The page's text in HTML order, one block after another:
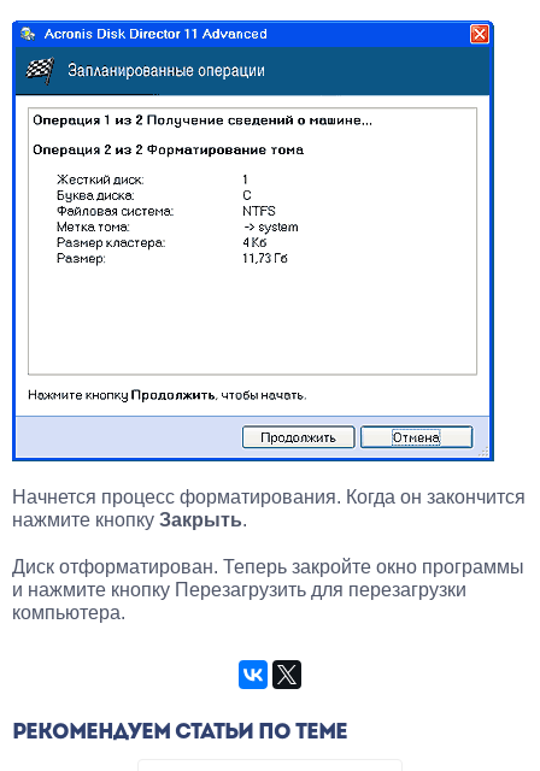
Начнется процесс форматирования. Когда он закончится
нажмите кнопку Закрыть.
Диск отформатирован. Теперь закройте окно программы
и нажмите кнопку Перезагрузить для перезагрузки
компьютера.
РЕКОМЕНДУЕМ СТАТЬИ ПО ТЕМЕ